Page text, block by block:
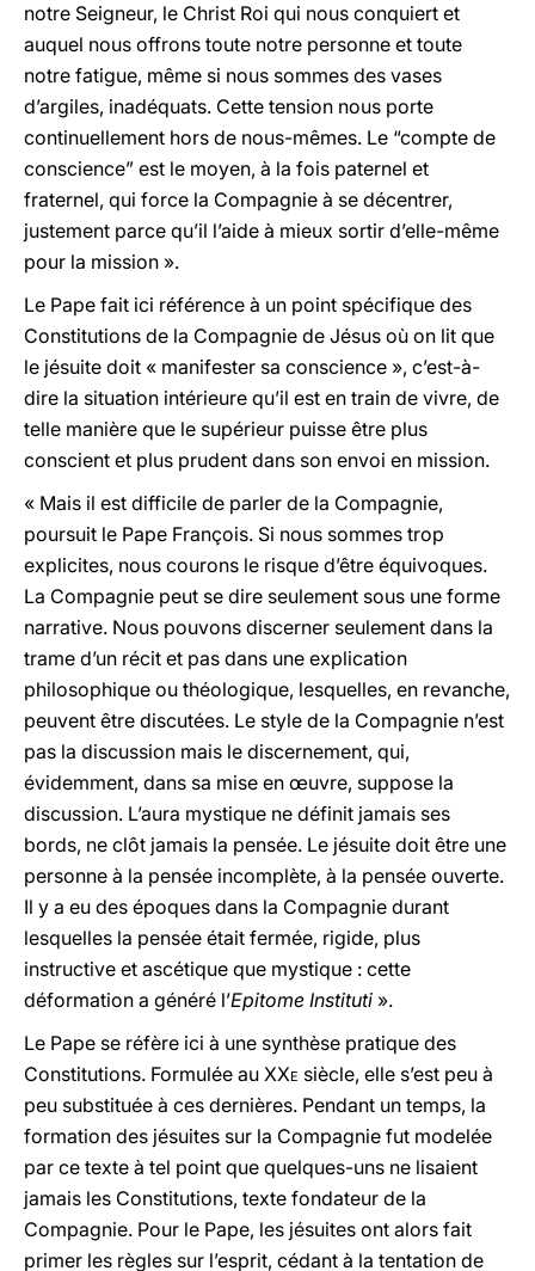
notre Seigneur, le Christ Roi qui nous conquiert et
auquel nous offrons toute notre personne et toute
notre fatigue, même si nous sommes des vases
d’argiles, inadéquats. Cette tension nous porte
continuellement hors de nous-mêmes. Le “compte de
conscience” est le moyen, à la fois paternel et
fraternel, qui force la Compagnie à se décentrer,
justement parce qu’il l’aide à mieux sortir d’elle-même
pour la mission ».
Le Pape fait ici référence à un point spécifique des
Constitutions de la Compagnie de Jésus où on lit que
le jésuite doit « manifester sa conscience », c’est-à-
dire la situation intérieure qu’il est en train de vivre, de
telle manière que le supérieur puisse être plus
conscient et plus prudent dans son envoi en mission.
« Mais il est difficile de parler de la Compagnie,
poursuit le Pape François. Si nous sommes trop
explicites, nous courons le risque d’être équivoques.
La Compagnie peut se dire seulement sous une forme
narrative. Nous pouvons discerner seulement dans la
trame d’un récit et pas dans une explication
philosophique ou théologique, lesquelles, en revanche,
peuvent être discutées. Le style de la Compagnie n’est
pas la discussion mais le discernement, qui,
évidemment, dans sa mise en œuvre, suppose la
discussion. L’aura mystique ne définit jamais ses
bords, ne clôt jamais la pensée. Le jésuite doit être une
personne à la pensée incomplète, à la pensée ouverte.
Il y a eu des époques dans la Compagnie durant
lesquelles la pensée était fermée, rigide, plus
instructive et ascétique que mystique : cette
déformation a généré l’Epitome Instituti ».
Le Pape se réfère ici à une synthèse pratique des
Constitutions. Formulée au XXe siècle, elle s’est peu à
peu substituée à ces dernières. Pendant un temps, la
formation des jésuites sur la Compagnie fut modelée
par ce texte à tel point que quelques-uns ne lisaient
jamais les Constitutions, texte fondateur de la
Compagnie. Pour le Pape, les jésuites ont alors fait
primer les règles sur l’esprit, cédant à la tentation de